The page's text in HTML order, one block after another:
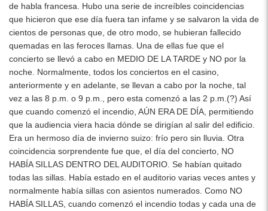
de habla francesa. Hubo una serie de increíbles coincidencias
que hicieron que ese día fuera tan infame y se salvaron la vida de
cientos de personas que, de otro modo, se hubieran fallecido
quemadas en las feroces llamas. Una de ellas fue que el
concierto se llevó a cabo en MEDIO DE LA TARDE y NO por la
noche. Normalmente, todos los conciertos en el casino,
anteriormente y en adelante, se llevan a cabo por la noche, tal
vez a las 8 p.m. o 9 p.m., pero esta comenzó a las 2 p.m.(?) Así
que cuando comenzó el incendio, AÚN ERA DE DÍA, permitiendo
que la audiencia viera hacia dónde se dirigían al salir del edificio.
Era un hermoso día de invierno suizo: frío pero sin lluvia. Otra
coincidencia sorprendente fue que, el día del concierto, NO
HABÍA SILLAS DENTRO DEL AUDITORIO. Se habían quitado
todas las sillas. Había estado en el auditorio varias veces antes y
normalmente había sillas con asientos numerados. Como NO
HABÍA SILLAS, cuando comenzó el incendio todas y cada una de